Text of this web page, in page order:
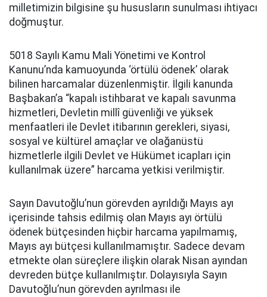
milletimizin bilgisine şu hususların sunulması ihtiyacı
doğmuştur.
5018 Sayılı Kamu Mali Yönetimi ve Kontrol
Kanunu’nda kamuoyunda ‘örtülü ödenek’ olarak
bilinen harcamalar düzenlenmiştir. İlgili kanunda
Başbakan’a “kapalı istihbarat ve kapalı savunma
hizmetleri, Devletin millî güvenliği ve yüksek
menfaatleri ile Devlet itibarının gerekleri, siyasi,
sosyal ve kültürel amaçlar ve olağanüstü
hizmetlerle ilgili Devlet ve Hükümet icapları için
kullanılmak üzere” harcama yetkisi verilmiştir.
Sayın Davutoğlu’nun görevden ayrıldığı Mayıs ayı
içerisinde tahsis edilmiş olan Mayıs ayı örtülü
ödenek bütçesinden hiçbir harcama yapılmamış,
Mayıs ayı bütçesi kullanılmamıştır. Sadece devam
etmekte olan süreçlere ilişkin olarak Nisan ayından
devreden bütçe kullanılmıştır. Dolayısıyla Sayın
Davutoğlu’nun görevden ayrılması ile